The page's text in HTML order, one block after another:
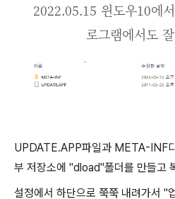
2022.05.15 윈도우10에
로그램에서도
UPDATE.APP파일과 META-INF
부 저장소에 "dload"폴더를 만들고
설정에서 하단으로 쭉쭉 내려가서 "